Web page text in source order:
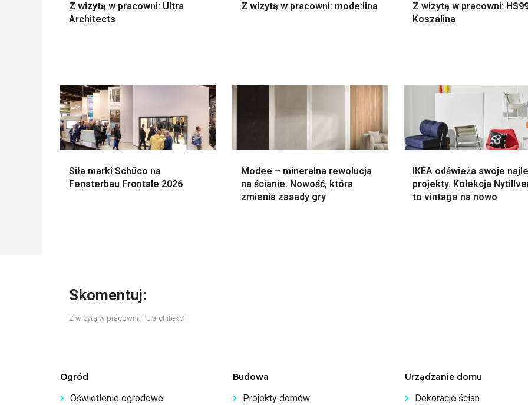
Z wizytą w pracowni: Ultra
Architects
Z wizytą w pracowni: mode:lina
Z wizytą w pracowni:
Koszalina
Siła marki Schüco na
Fensterbau Frontale 2026
Modee – mineralna rewolucja
na ścianie. Nowość, która
zmienia zasady gry
IKEA odświeża swoje
projekty. Kolekcja
to vintage na nowo
Skomentuj:
Z wizytą w pracowni: PL.architekci
Ogród
Oświetlenie ogrodowe
Budowa
Projekty domów
Urządzanie domu
Dekoracje ścian